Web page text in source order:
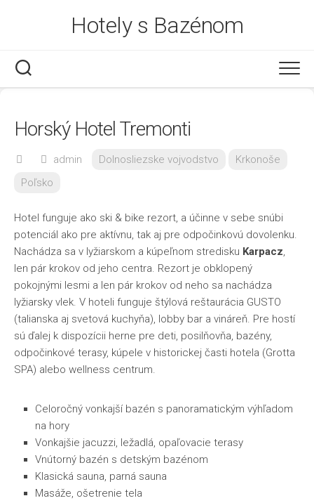
Hotely s Bazénom
Horský Hotel Tremonti
admin Dolnosliezske vojvodstvo
Krkonoše
Poľsko
Hotel funguje ako ski & bike rezort, a účinne v sebe snúbi
potenciál ako pre aktívnu, tak aj pre odpočinkovú dovolenku.
Nachádza sa v lyžiarskom a kúpeľnom stredisku Karpacz,
len pár krokov od jeho centra. Rezort je obklopený
pokojnými lesmi a len pár krokov od neho sa nachádza
lyžiarsky vlek. V hoteli funguje štýlová reštaurácia GUSTO
(talianska aj svetová kuchyňa), lobby bar a vináreň. Pre hostí
sú ďalej k dispozícii herne pre deti, posilňovňa, bazény,
odpočinkové terasy, kúpele v historickej časti hotela (Grotta
SPA) alebo wellness centrum.
Celoročný vonkajší bazén s panoramatickým výhľadom
na hory
Vonkajšie jacuzzi, ležadlá, opaľovacie terasy
Vnútorný bazén s detským bazénom
Klasická sauna, parná sauna
Masáže, ošetrenie tela